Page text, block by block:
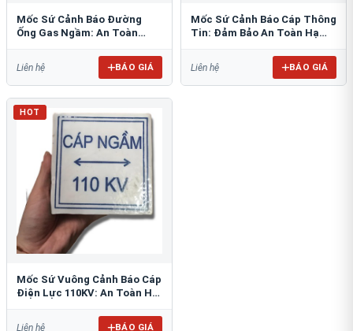
Mốc Sứ Cảnh Báo Đường
Ống Gas Ngầm: An Toàn
Liên hệ BÁO GIÁ
Mốc Sứ Cảnh Báo Cáp Thông
Tin: Đảm Bảo An Toàn Hạ
Liên hệ BÁO GIÁ
HOT
Mốc Sứ Vuông Cảnh Báo Cáp
Điện Lực 110KV: An Toàn Hệ
Liên hệ BÁO GIÁ